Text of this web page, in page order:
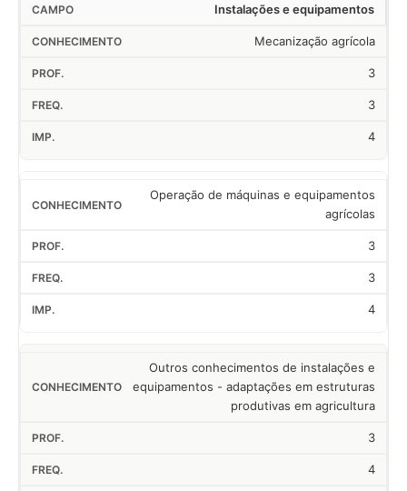
Instalações e equipamentos
Mecanização agrícola
3
3
4
Operação de máquinas e equipamentos
agrícolas
3
3
4
Outros conhecimentos de instalações e
equipamentos - adaptações em estruturas
produtivas em agricultura
3
4